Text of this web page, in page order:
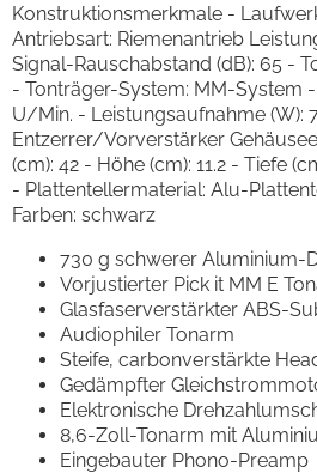
Konstruktionsmerkmale -
Antriebsart: Riemenantrieb
Signal-Rauschabstand (dB): 65 -
- Tonträger-System: MM-System
U/Min. - Leistungsaufnahme (W):
Entzerrer/Vorverstärker
(cm): 42 - Höhe (cm): 11.2 - Tiefe
- Plattentellermaterial: Alu-
Farben: schwarz
730 g schwerer Aluminium-
Vorjustierter Pick it MM E
Glasfaserverstärkter ABS-
Audiophiler Tonarm
Steife, carbonverstärkte
Gedämpfter
Elektronische
8,6-Zoll-Tonarm mit
Eingebauter Phono-Preamp